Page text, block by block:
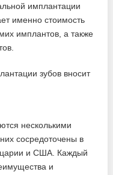
имплантации
именно стоимость
имплантов, а также
несколькими
сосредоточены в
и США. Каждый
и